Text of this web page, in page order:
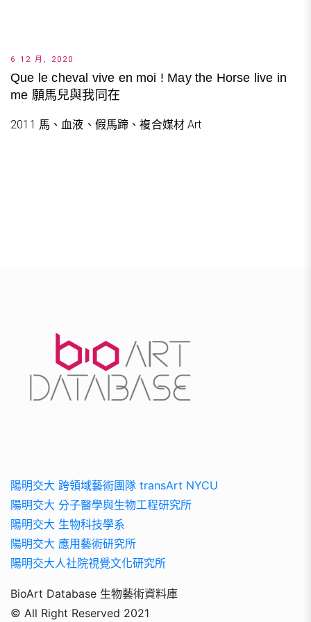
6 12 月, 2020
Que le cheval vive en moi ! May the Horse live in
me 願馬兒與我同在
2011 馬、血液、假馬蹄、複合媒材 Art
陽明交大 跨領域藝術團隊 transArt NYCU
陽明交大 分子醫學與生物工程研究所
陽明交大 生物科技學系
陽明交大 應用藝術研究所
陽明交大人社院視覺文化研究所
BioArt Database 生物藝術資料庫
© All Right Reserved 2021